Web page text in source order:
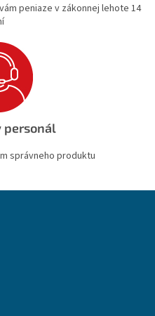
peniaze v zákonnej lehote 14
personál
správneho produktu